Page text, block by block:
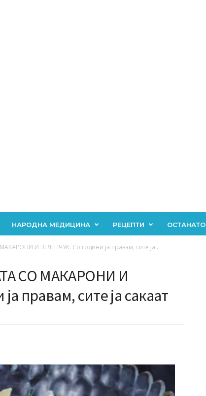
НАРОДНА МЕДИЦИНА РЕЦЕПТИ ОСТАНАТО
И ЗЕЛЕНЧУК: Со години ја правам, сите ја...
СО МАКАРОНИ И
правам, сите ја сакаат